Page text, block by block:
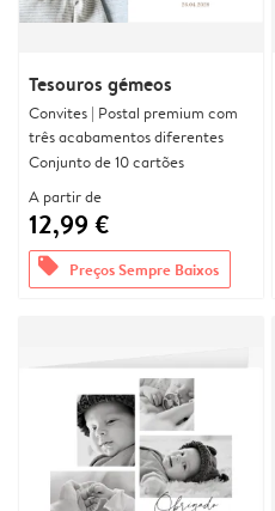
Tesouros gémeos
Convites | Postal premium com
três acabamentos diferentes
Conjunto de 10 cartões
A partir de
12,99 €
offers Preços Sempre Baixos